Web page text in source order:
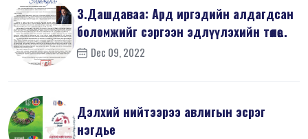
З.Дашдаваа: Ард иргэдийн алдагдсан
боломжийг сэргээн эдлүүлэхийн төлөө...
Dec 09, 2022
Дэлхий нийтээрээ авлигын эсрэг
нэгдье